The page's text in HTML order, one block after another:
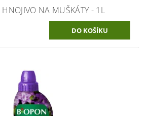
NA MUŠKÁTY - 1L